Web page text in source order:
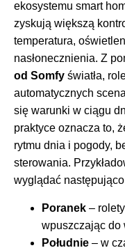
ekosystemu smart
zyskują większą
temperatura,
nasłonecznienia. Z
od Somfy światła,
automatycznych
się warunki w ciągu
praktyce oznacza to,
rytmu dnia i pogody,
sterowania.
wyglądać
Poranek –
wpuszczając do
Południe – w